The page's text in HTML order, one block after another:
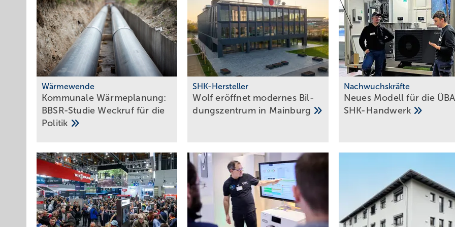
Wärmewende
Kommunale Wärme­pla­nung:
BBSR-Studie Weck­ruf für die
Poli­tik
SHK-Hersteller
Wolf eröff­net modernes Bil­
dungs­zent­rum in Main­burg
Nachwuchskräfte
Neues Modell für die
SHK-Handwerk